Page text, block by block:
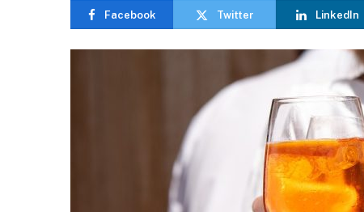
Facebook Twitter LinkedIn